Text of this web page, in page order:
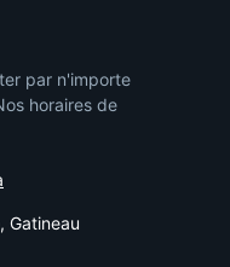
par n'importe
horaires de
Gatineau